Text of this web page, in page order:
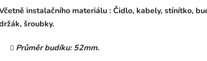
instalačního materiálu : Čidlo, kabely, stínítko,
šroubky.
Průměr budíku: 52mm.